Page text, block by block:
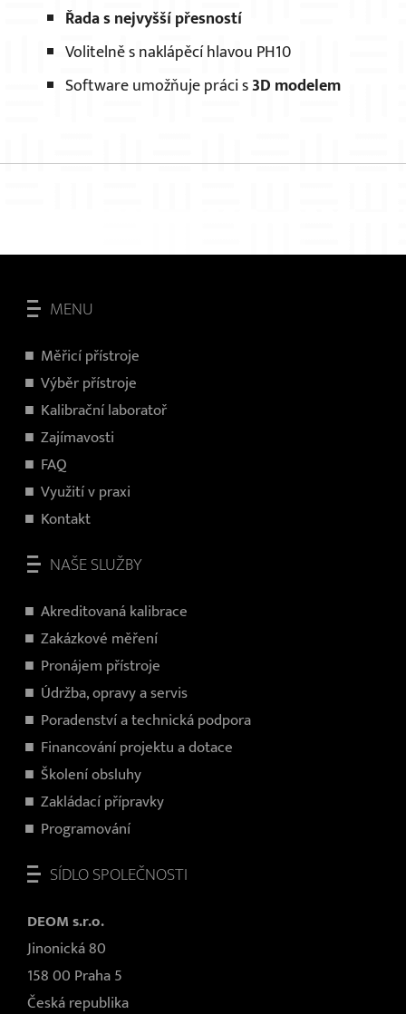
Řada s nejvyšší přesností
Volitelně s naklápěcí hlavou PH10
Software umožňuje práci s3D modelem
MENU
Měřicí přístroje
Výběr přístroje
Kalibrační laboratoř
Zajímavosti
FAQ
Využití v praxi
Kontakt
NAŠE SLUŽBY
Akreditovaná kalibrace
Zakázkové měření
Pronájem přístroje
Údržba, opravy a servis
Poradenství a technická podpora
Financování projektu a dotace
Školení obsluhy
Zakládací přípravky
Programování
SÍDLO SPOLEČNOSTI
DEOM s.r.o.
Jinonická 80
158 00 Praha 5
Česká republika